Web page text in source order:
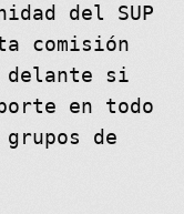
del SUP
comisión
delante si
en todo
de